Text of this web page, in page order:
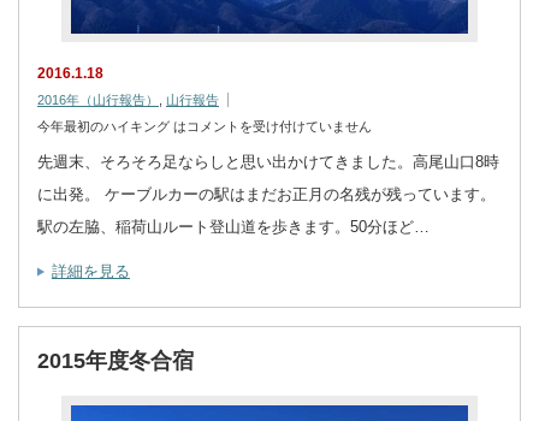
2016.1.18
2016年（山行報告） , 山行報告
今年最初のハイキング はコメントを受け付けていません
先週末、そろそろ足ならしと思い出かけてきました。高尾山口8時
に出発。 ケーブルカーの駅はまだお正月の名残が残っています。
駅の左脇、稲荷山ルート登山道を歩きます。50分ほど…
詳細を見る
2015年度冬合宿